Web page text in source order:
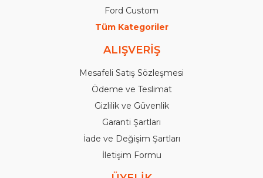
Ford Custom
Tüm Kategoriler
ALIŞVERİŞ
Mesafeli Satış Sözleşmesi
Ödeme ve Teslimat
Gizlilik ve Güvenlik
Garanti Şartları
İade ve Değişim Şartları
İletişim Formu